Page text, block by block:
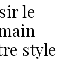
le
style